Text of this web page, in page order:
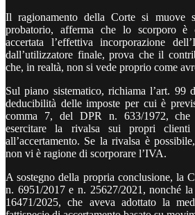
Il ragionamento della Corte si muove
probatorio, afferma che lo scorporo è
accertata l’effettiva incorporazione
dall’utilizzatore finale, prova che il
che, in realtà, non si vede proprio come
Sul piano sistematico, richiama l’art. 99
deducibilità delle imposte per cui è
comma 7, del DPR n. 633/1972, che
esercitare la rivalsa sui propri clienti
all’accertamento. Se la rivalsa è
non vi è ragione di scorporare l’IVA.
A sostegno della propria conclusione, la
n. 6951/2017 e n. 25627/2021, nonché
16471/2025, che aveva adottato la